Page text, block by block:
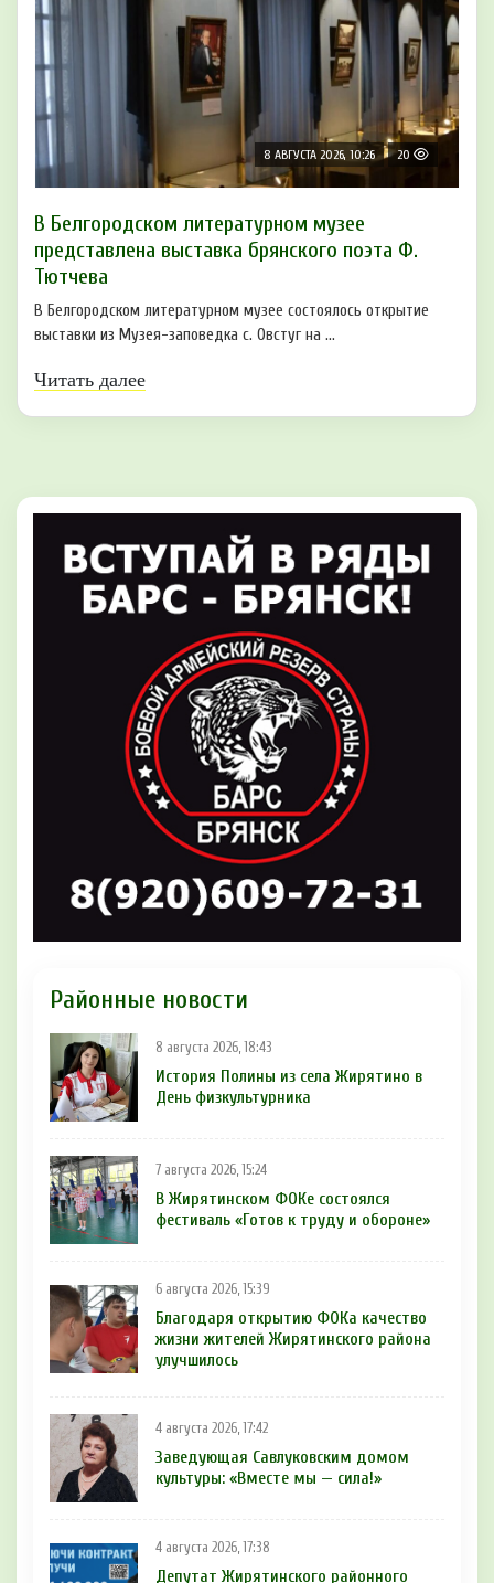
8 АВГУСТА 2026, 10:26 20
В Белгородском литературном музее
представлена выставка брянского поэта Ф.
Тютчева
В Белгородском литературном музее состоялось открытие
выставки из Музея-заповедка с. Овстуг на ...
Читать далее
Районные новости
8 августа 2026, 18:43
История Полины из села Жирятино в
День физкультурника
7 августа 2026, 15:24
В Жирятинском ФОКе состоялся
фестиваль «Готов к труду и обороне»
6 августа 2026, 15:39
Благодаря открытию ФОКа качество
жизни жителей Жирятинского района
улучшилось
4 августа 2026, 17:42
Заведующая Савлуковским домом
культуры: «Вместе мы — сила!»
4 августа 2026, 17:38
Депутат Жирятинского районного